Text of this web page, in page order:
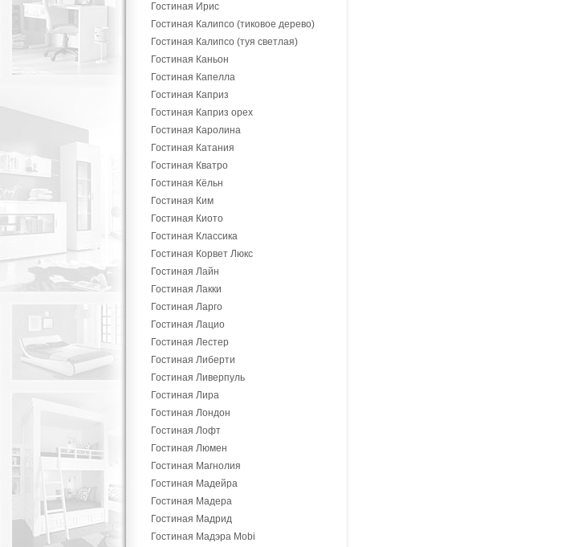
Гостиная Ирис
Гостиная Калипсо (тиковое дерево)
Гостиная Калипсо (туя светлая)
Гостиная Каньон
Гостиная Капелла
Гостиная Каприз
Гостиная Каприз орех
Гостиная Каролина
Гостиная Катания
Гостиная Кватро
Гостиная Кёльн
Гостиная Ким
Гостиная Киото
Гостиная Классика
Гостиная Корвет Люкс
Гостиная Лайн
Гостиная Лакки
Гостиная Ларго
Гостиная Лацио
Гостиная Лестер
Гостиная Либерти
Гостиная Ливерпуль
Гостиная Лира
Гостиная Лондон
Гостиная Лофт
Гостиная Люмен
Гостиная Магнолия
Гостиная Мадейра
Гостиная Мадера
Гостиная Мадрид
Гостиная Мадэра Mobi